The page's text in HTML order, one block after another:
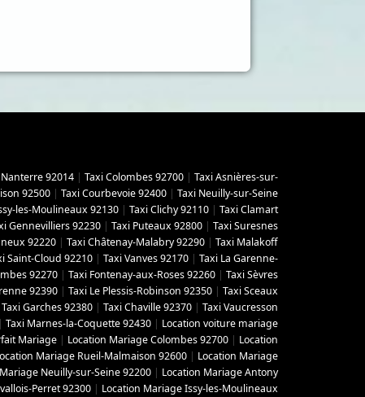
92014 | Taxi Colombes 92700 | Taxi Asnières-sur-
92500 | Taxi Courbevoie 92400 | Taxi Neuilly-sur-Seine
les-Moulineaux 92130 | Taxi Clichy 92110 | Taxi Clamart
Gennevilliers 92230 | Taxi Puteaux 92800 | Taxi Suresnes
92220 | Taxi Châtenay-Malabry 92290 | Taxi Malakoff
Saint-Cloud 92210 | Taxi Vanves 92170 | Taxi La Garenne-
92270 | Taxi Fontenay-aux-Roses 92260 | Taxi Sèvres
92390 | Taxi Le Plessis-Robinson 92350 | Taxi Sceaux
Taxi Garches 92380 | Taxi Chaville 92370 | Taxi Vaucresson
| Taxi Marnes-la-Coquette 92430 | Location voiture mariage
Mariage | Location Mariage Colombes 92700 | Location
Mariage Rueil-Malmaison 92600 | Location Mariage
Neuilly-sur-Seine 92200 | Location Mariage Antony
Perret 92300 | Location Mariage Issy-les-Moulineaux